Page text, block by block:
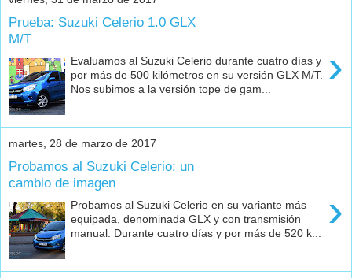
Prueba: Suzuki Celerio 1.0 GLX
M/T
›
Evaluamos al Suzuki Celerio durante cuatro días y
por más de 500 kilómetros en su versión GLX M/T.
Nos subimos a la versión tope de gam...
martes, 28 de marzo de 2017
Probamos al Suzuki Celerio: un
cambio de imagen
›
Probamos al Suzuki Celerio en su variante más
equipada, denominada GLX y con transmisión
manual. Durante cuatro días y por más de 520 k...